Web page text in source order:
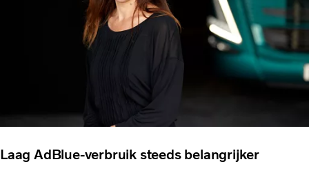
Laag AdBlue-verbruik steeds belangrijker